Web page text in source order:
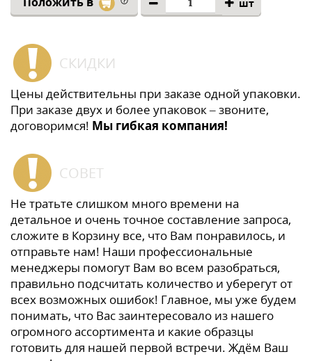
шт
СКИДКИ
Цены действительны при заказе одной упаковки.
При заказе двух и более упаковок – звоните,
договоримся! Мы гибкая компания!
СОВЕТ
Не тратьте слишком много времени на
детальное и очень точное составление запроса,
сложите в Корзину все, что Вам понравилось, и
отправьте нам! Наши профессиональные
менеджеры помогут Вам во всем разобраться,
правильно подсчитать количество и уберегут от
всех возможных ошибок! Главное, мы уже будем
понимать, что Вас заинтересовало из нашего
огромного ассортимента и какие образцы
готовить для нашей первой встречи. Ждём Ваш